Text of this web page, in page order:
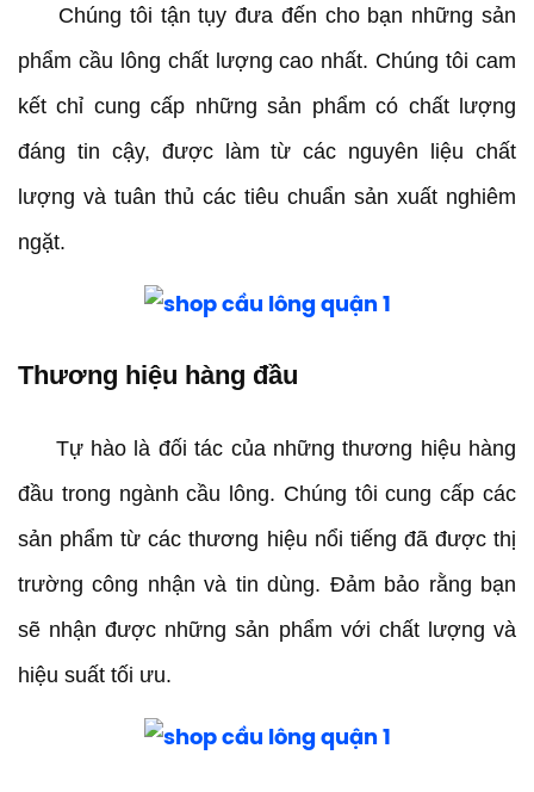
Chúng tôi tận tụy đưa đến cho bạn những sản
phẩm cầu lông chất lượng cao nhất. Chúng tôi cam
kết chỉ cung cấp những sản phẩm có chất lượng
đáng tin cậy, được làm từ các nguyên liệu chất
lượng và tuân thủ các tiêu chuẩn sản xuất nghiêm
ngặt.
Thương hiệu hàng đầu
Tự hào là đối tác của những thương hiệu hàng
đầu trong ngành cầu lông. Chúng tôi cung cấp các
sản phẩm từ các thương hiệu nổi tiếng đã được thị
trường công nhận và tin dùng. Đảm bảo rằng bạn
sẽ nhận được những sản phẩm với chất lượng và
hiệu suất tối ưu.